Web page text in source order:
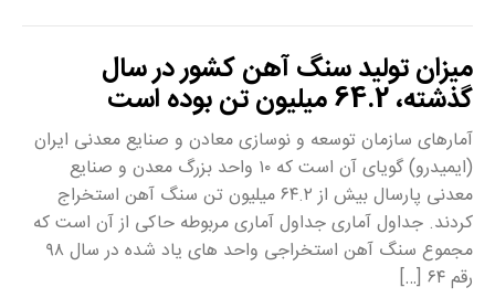
میزان تولید سنگ آهن کشور در سال
گذشته، 64.2 میلیون تن بوده است
آمارهای سازمان توسعه و نوسازی معادن و صنایع معدنی ایران
(ایمیدرو) گویای آن است که ۱۰ واحد بزرگ معدن و صنایع
معدنی پارسال بیش از ۶۴.۲ میلیون تن سنگ آهن استخراج
کردند. جداول آماری جداول آماری مربوطه حاکی از آن است که
مجموع سنگ آهن استخراجی واحد های یاد شده در سال ۹۸
رقم ۶۴ […]